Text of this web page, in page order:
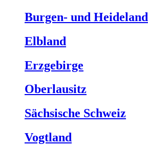
Burgen- und Heideland
Elbland
Erzgebirge
Oberlausitz
Sächsische Schweiz
Vogtland